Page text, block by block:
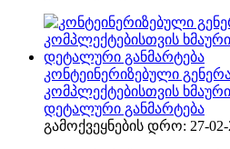
კონტეინერიზებული
კომპლექტებისთვის
დეტალური განმარტება
გამოქვეყნების დრო: 27-02-